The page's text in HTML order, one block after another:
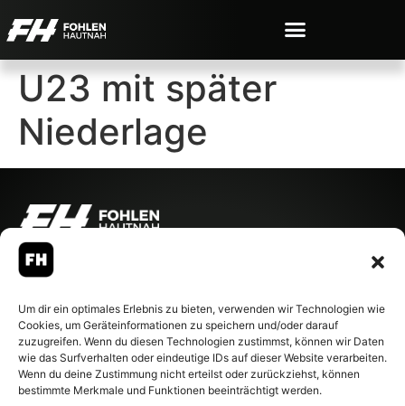
Um dir ein optimales Erlebnis zu bieten, verwenden wir Technologien wie
Cookies, um Geräteinformationen zu speichern und/oder darauf
zuzugreifen. Wenn du diesen Technologien zustimmst, können wir Daten
wie das Surfverhalten oder eindeutige IDs auf dieser Website verarbeiten.
Wenn du deine Zustimmung nicht erteilst oder zurückziehst, können
bestimmte Merkmale und Funktionen beeinträchtigt werden.
U23 mit später
Niederlage
© 2007-2026 Fohlen-Hautnah.de
– Alle rechte vorbehalten.
offiziell eingetragenes Magazin
bei der Deutschen
Nationalbibliothek (ISSN 1868-
8233). Nachdruck und
Weiterverarbeitung, auch
auszugsweise, nur mit